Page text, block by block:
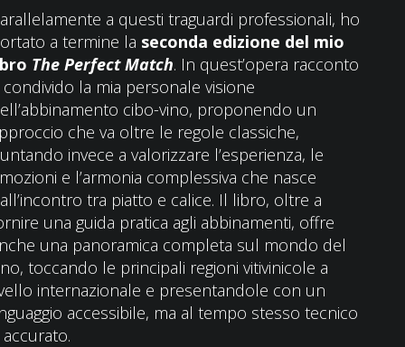
a questi traguardi professionali, ho
a termine la seconda edizione del mio
The Perfect Match. In quest’opera racconto
la mia personale visione
cibo-vino, proponendo un
che va oltre le regole classiche,
invece a valorizzare l’esperienza, le
e l’armonia complessiva che nasce
tra piatto e calice. Il libro, oltre a
una guida pratica agli abbinamenti, offre
una panoramica completa sul mondo del
toccando le principali regioni vitivinicole a
internazionale e presentandole con un
accessibile, ma al tempo stesso tecnico